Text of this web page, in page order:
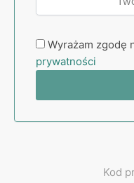
Wyrażam zgodę
prywatności
Kod